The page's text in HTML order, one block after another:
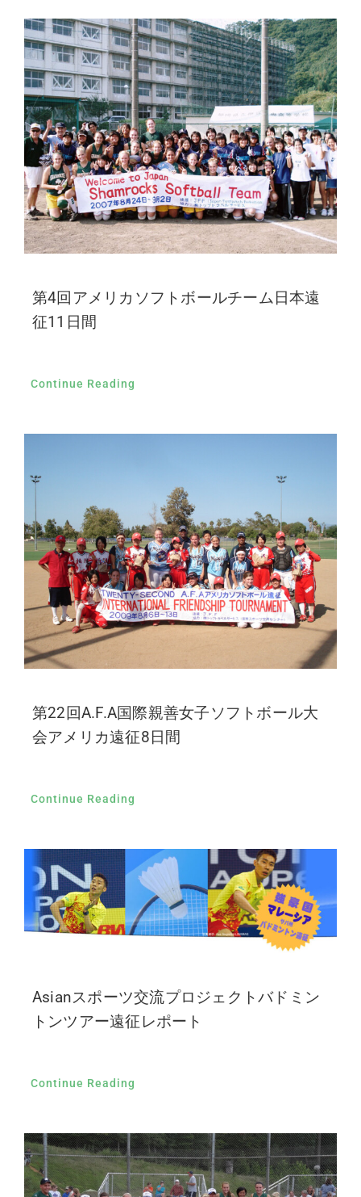
第4回アメリカソフトボールチーム日本遠
征11日間
Continue Reading
第22回A.F.A国際親善女子ソフトボール大
会アメリカ遠征8日間
Continue Reading
Asianスポーツ交流プロジェクトバドミン
トンツアー遠征レポート
Continue Reading